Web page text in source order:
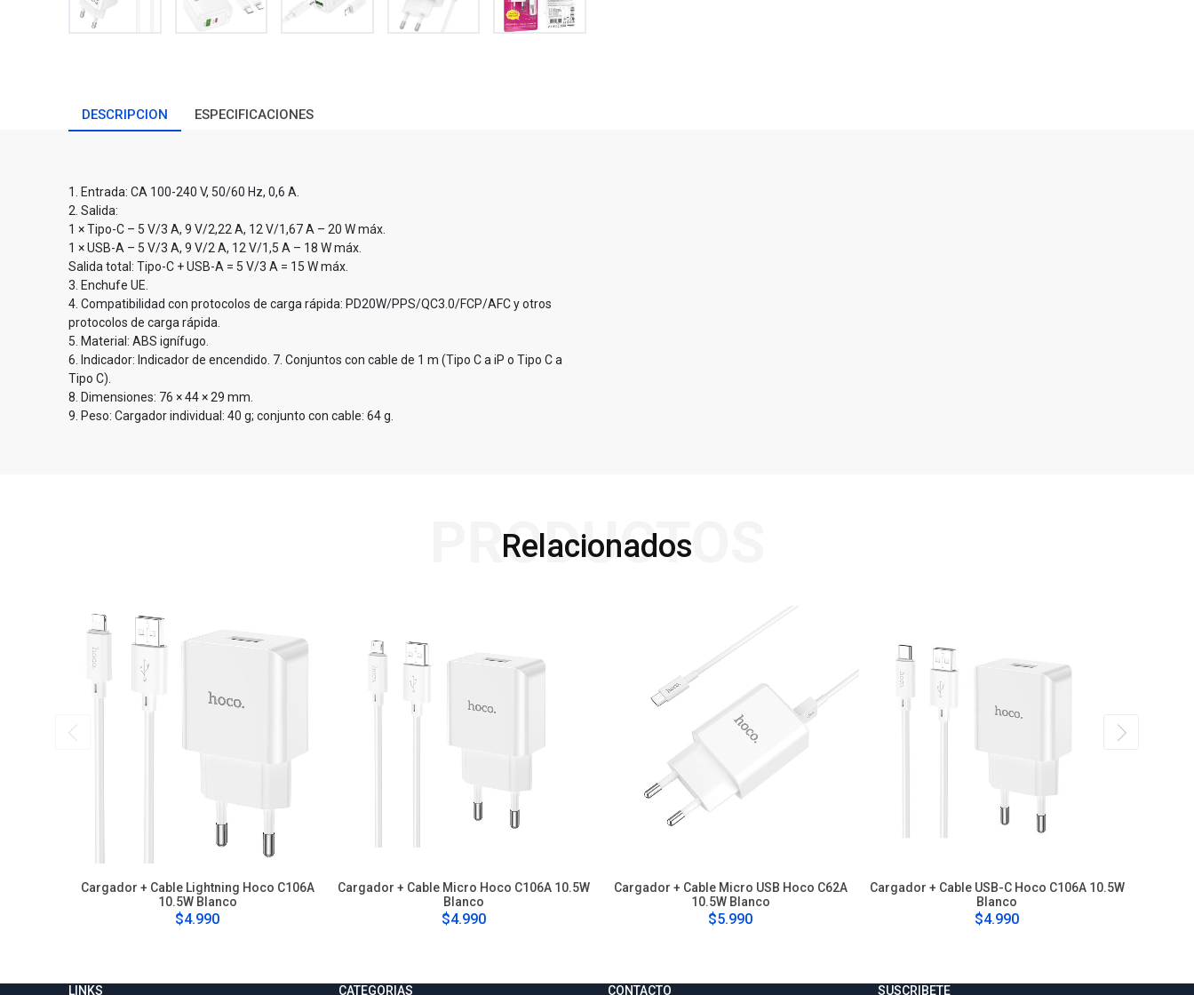
DESCRIPCION ESPECIFICACIONES
1. Entrada: CA 100-240 V, 50/60 Hz, 0,6 A.
2. Salida:
1 × Tipo-C – 5 V/3 A, 9 V/2,22 A, 12 V/1,67 A – 20 W máx.
1 × USB-A – 5 V/3 A, 9 V/2 A, 12 V/1,5 A – 18 W máx.
Salida total: Tipo-C + USB-A = 5 V/3 A = 15 W máx.
3. Enchufe UE.
4. Compatibilidad con protocolos de carga rápida: PD20W/PPS/QC3.0/FCP/AFC y otros
protocolos de carga rápida.
5. Material: ABS ignífugo.
6. Indicador: Indicador de encendido. 7. Conjuntos con cable de 1 m (Tipo C a iP o Tipo C a
Tipo C).
8. Dimensiones: 76 × 44 × 29 mm.
9. Peso: Cargador individual: 40 g; conjunto con cable: 64 g.
Relacionados
PRODUCTOS
Cargador + Cable Lightning Hoco C106A
10.5W Blanco
$4.990
Cargador + Cable Micro Hoco C106A 10.5W
Blanco
$4.990
Cargador + Cable Micro USB Hoco C62A
10.5W Blanco
$5.990
Cargador + Cable USB-C Hoco C106A 10.5W
Blanco
$4.990
LINKS CATEGORIAS CONTACTO SUSCRIBETE